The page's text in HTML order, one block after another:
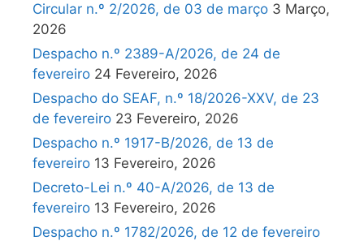
Circular n.º 2/2026, de 03 de março 3 Março,
2026
Despacho n.º 2389-A/2026, de 24 de
fevereiro 24 Fevereiro, 2026
Despacho do SEAF, n.º 18/2026-XXV, de 23
de fevereiro 23 Fevereiro, 2026
Despacho n.º 1917-B/2026, de 13 de
fevereiro 13 Fevereiro, 2026
Decreto-Lei n.º 40-A/2026, de 13 de
fevereiro 13 Fevereiro, 2026
Despacho n.º 1782/2026, de 12 de fevereiro